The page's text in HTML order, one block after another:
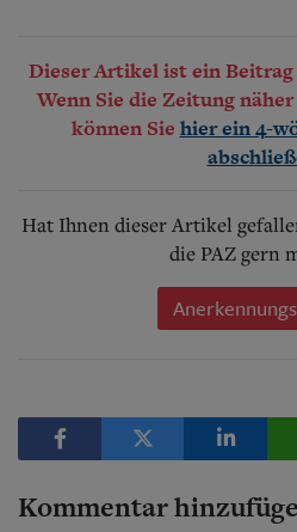
Dieser Artikel ist ein
Wenn Sie die Zeitung
können Sie hier ein 4-
Hat Ihnen dieser Artikel
die PAZ gern
Kommentar